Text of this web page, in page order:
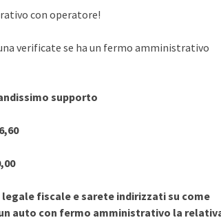
con operatore!
verificate se ha un fermo amministrativo
supporto
legale fiscale e sarete indirizzati su come
auto con fermo amministrativo la